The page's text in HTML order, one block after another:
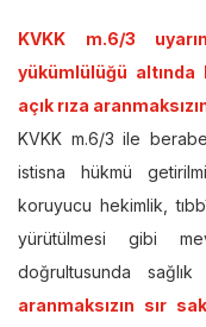
KVKK m.6/3
yükümlülüğü
açık rıza
KVKK m.6/3 ile
istisna hükmü
koruyucu hekimlik,
yürütülmesi gibi
doğrultusunda
aranmaksızın sır